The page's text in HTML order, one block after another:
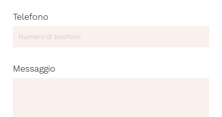
Telefono
Messaggio